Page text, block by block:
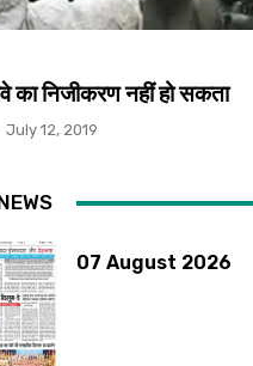
का निजीकरण नहीं हो सकता
July 12, 2019
07 August 2026